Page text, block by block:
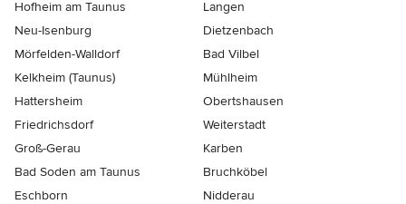
Hofheim am Taunus
Langen
Neu-Isenburg
Dietzenbach
Mörfelden-Walldorf
Bad Vilbel
Kelkheim (Taunus)
Mühlheim
Hattersheim
Obertshausen
Friedrichsdorf
Weiterstadt
Groß-Gerau
Karben
Bad Soden am Taunus
Bruchköbel
Eschborn
Nidderau